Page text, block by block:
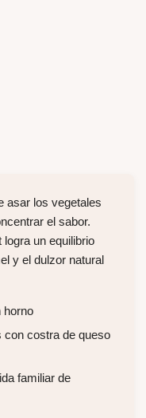
asar los vegetales
el sabor.
un equilibrio
y el dulzor natural
horno
con costra de queso
familiar de